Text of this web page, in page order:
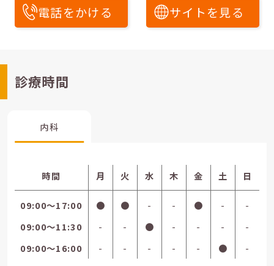
電話をかける サイトを見る
診療時間
内科
時間 月 火 水 木 金 土 日
09:00〜17:00 ● ● - - ● -
-
09:00〜11:30
- - ● - - -
-
09:00〜16:00
- - - - - ● -